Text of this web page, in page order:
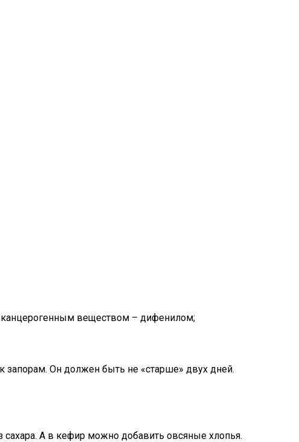
веществом – дифенилом;
запорам. Он должен быть не «старше» двух дней.
А в кефир можно добавить овсяные хлопья.